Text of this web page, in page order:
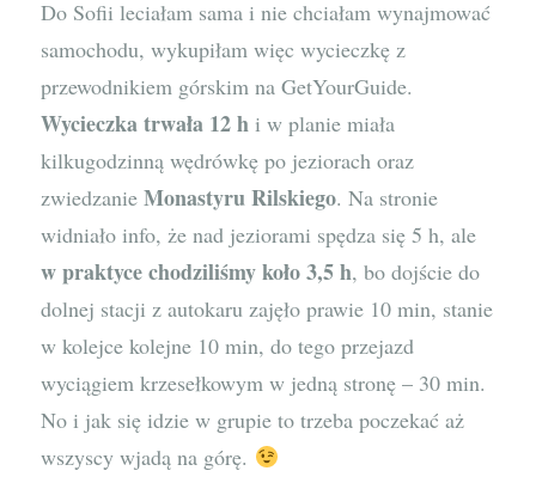
Do Sofii leciałam sama i nie chciałam wynajmować
samochodu, wykupiłam więc wycieczkę z
przewodnikiem górskim na GetYourGuide.
Wycieczka trwała 12 h i w planie miała
kilkugodzinną wędrówkę po jeziorach oraz
zwiedzanieMonastyru Rilskiego. Na stronie
widniało info, że nad jeziorami spędza się 5 h, ale
w praktyce chodziliśmy koło 3,5 h, bo dojście do
dolnej stacji z autokaru zajęło prawie 10 min, stanie
w kolejce kolejne 10 min, do tego przejazd
wyciągiem krzesełkowym w jedną stronę – 30 min.
No i jak się idzie w grupie to trzeba poczekać aż
wszyscy wjadą na górę.